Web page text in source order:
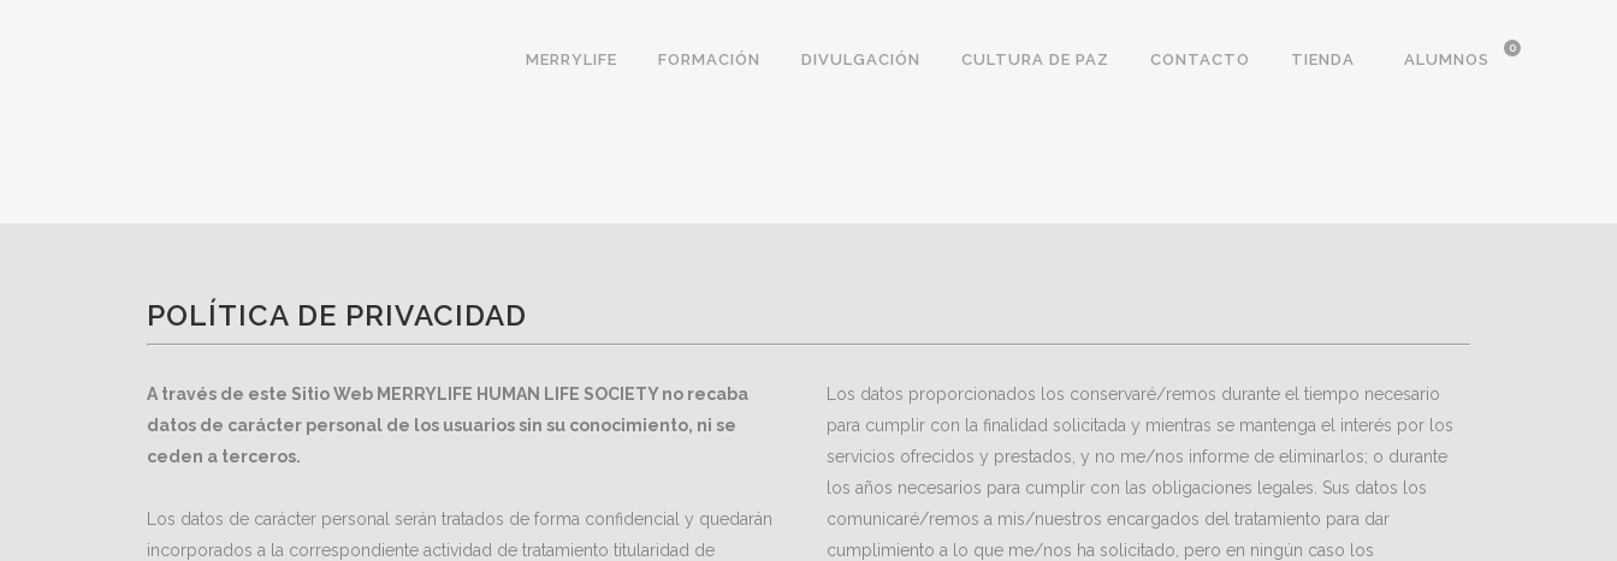
0
MERRYLIFE FORMACIÓN DIVULGACIÓN CULTURA DE PAZ CONTACTO TIENDA ALUMNOS
POLÍTICA DE PRIVACIDAD
A través de este Sitio Web MERRYLIFE HUMAN LIFE SOCIETY no recaba
datos de carácter personal de los usuarios sin su conocimiento, ni se
ceden a terceros.
Los datos de carácter personal serán tratados de forma confidencial y quedarán
incorporados a la correspondiente actividad de tratamiento titularidad de
Los datos proporcionados los conservaré/remos durante el tiempo necesario
para cumplir con la finalidad solicitada y mientras se mantenga el interés por los
servicios ofrecidos y prestados, y no me/nos informe de eliminarlos; o durante
los años necesarios para cumplir con las obligaciones legales. Sus datos los
comunicaré/remos a mis/nuestros encargados del tratamiento para dar
cumplimiento a lo que me/nos ha solicitado, pero en ningún caso los